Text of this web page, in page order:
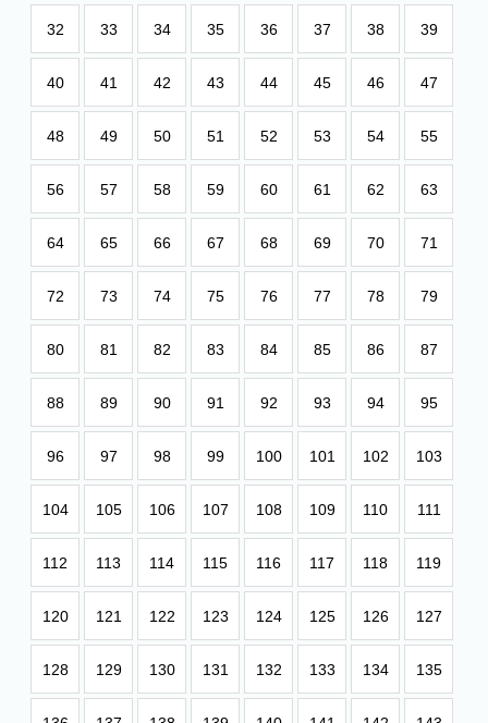
32 33 34 35 36 37 38 39
40 41 42 43 44 45 46 47
48 49 50 51 52 53 54 55
56 57 58 59 60 61 62 63
64 65 66 67 68 69 70 71
72 73 74 75 76 77 78 79
80 81 82 83 84 85 86 87
88 89 90 91 92 93 94 95
96 97 98 99 100 101 102 103
104 105 106 107 108 109 110 111
112 113 114 115 116 117 118 119
120 121 122 123 124 125 126 127
128 129 130 131 132 133 134 135